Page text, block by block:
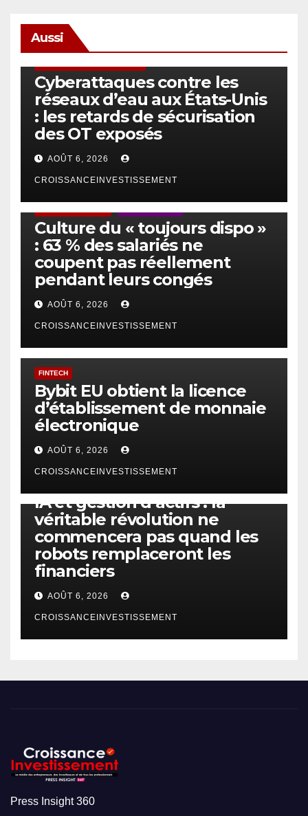
Aussi
Cyberattaques contre les
réseaux d’eau aux États-Unis
: les retards de sécurisation
des OT exposés
AOÛT 6, 2026
CROISSANCEINVESTISSEMENT
Culture du « toujours dispo »
: 63 % des salariés ne
coupent pas réellement
pendant leurs congés
AOÛT 6, 2026
CROISSANCEINVESTISSEMENT
FINTECH
Bybit EU obtient la licence
d’établissement de monnaie
électronique
AOÛT 6, 2026
CROISSANCEINVESTISSEMENT
IA et gestion d’actifs : la
véritable révolution ne
commencera pas quand les
robots remplaceront les
financiers
AOÛT 6, 2026
CROISSANCEINVESTISSEMENT
Press Insight 360